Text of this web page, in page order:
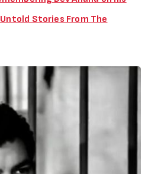
Stories From The